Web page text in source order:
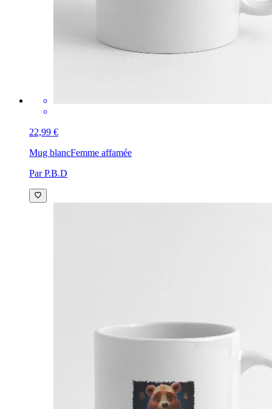
22,99 €
Mug blancFemme affamée
Par P.B.D